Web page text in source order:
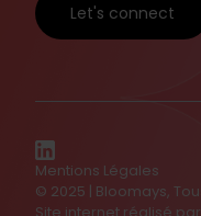
Let's connect
© 2025 | Bloomays,
Mentions Légales